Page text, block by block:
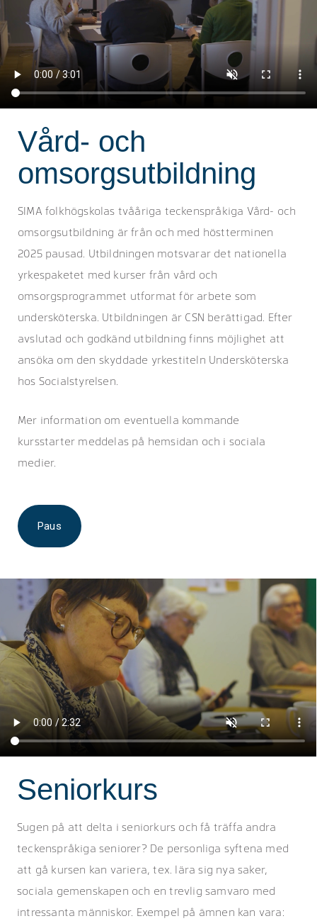
Vård- och
omsorgsutbildning
SIMA folkhögskolas tvååriga teckenspråkiga Vård- och
omsorgsutbildning är från och med höstterminen
2025 pausad. Utbildningen motsvarar det nationella
yrkespaketet med kurser från vård och
omsorgsprogrammet utformat för arbete som
undersköterska. Utbildningen är CSN berättigad. Efter
avslutad och godkänd utbildning finns möjlighet att
ansöka om den skyddade yrkestiteln Undersköterska
hos Socialstyrelsen.
Mer information om eventuella kommande
kursstarter meddelas på hemsidan och i sociala
medier.
Paus
Seniorkurs
Sugen på att delta i seniorkurs och få träffa andra
teckenspråkiga seniorer? De personliga syftena med
att gå kursen kan variera, tex. lära sig nya saker,
sociala gemenskapen och en trevlig samvaro med
intressanta människor. Exempel på ämnen kan vara: